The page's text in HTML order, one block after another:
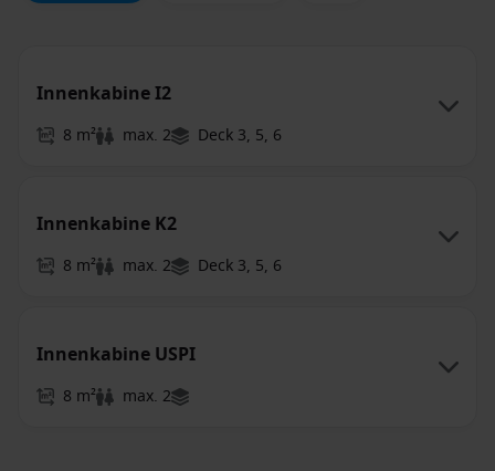
Innenkabine I2
8 m² max. 2 Deck 3, 5, 6
Innenkabine K2
8 m² max. 2 Deck 3, 5, 6
Innenkabine USPI
8 m² max. 2